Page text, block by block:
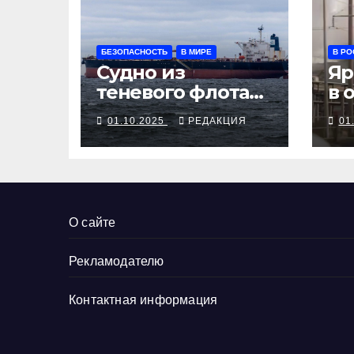
БЕЗОПАСНОСТЬ В МИРЕ
Судно из
теневого флота
РФ остановлено
у берегов
Франции
01.10.2025 РЕДАКЦИЯ
В
в
О сайте
Рекламодателю
Контактная информация